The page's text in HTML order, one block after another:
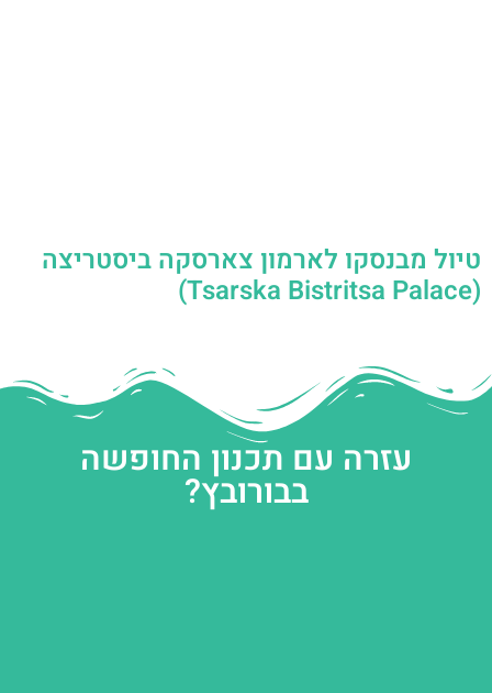
טיול מבנסקו לארמון צארסקה ביסטריצה
(Tsarska Bistritsa Palace)
עזרה עם תכנון החופשה
בבורובץ?